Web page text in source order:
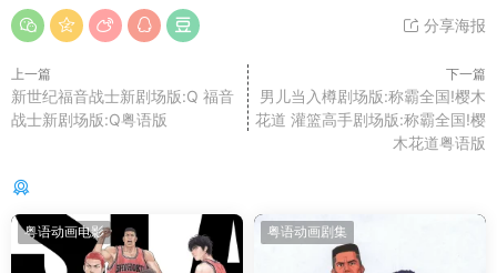
分享海报
上一篇
新世纪福音战士新剧场版:Q 福音
战士新剧场版:Q粤语版
下一篇
男儿当入樽剧场版:称霸全国!樱木
花道 灌篮高手剧场版:称霸全国!樱
木花道粤语版
粤语动画电影 粤语动画剧集